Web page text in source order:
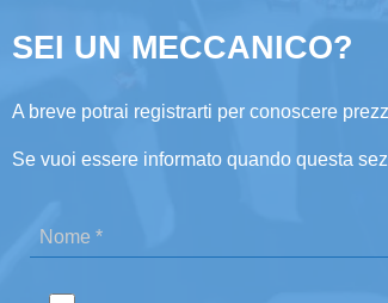
SEI UN MECCANICO?
A breve potrai registrarti per conoscere
Se vuoi essere informato quando questa